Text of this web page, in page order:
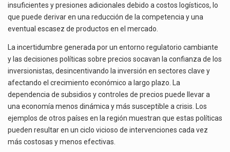
insuficientes y presiones adicionales debido a costos logísticos, lo
que puede derivar en una reducción de la competencia y una
eventual escasez de productos en el mercado.
La incertidumbre generada por un entorno regulatorio cambiante
y las decisiones políticas sobre precios socavan la confianza de los
inversionistas, desincentivando la inversión en sectores clave y
afectando el crecimiento económico a largo plazo. La
dependencia de subsidios y controles de precios puede llevar a
una economía menos dinámica y más susceptible a crisis. Los
ejemplos de otros países en la región muestran que estas políticas
pueden resultar en un ciclo vicioso de intervenciones cada vez
más costosas y menos efectivas.